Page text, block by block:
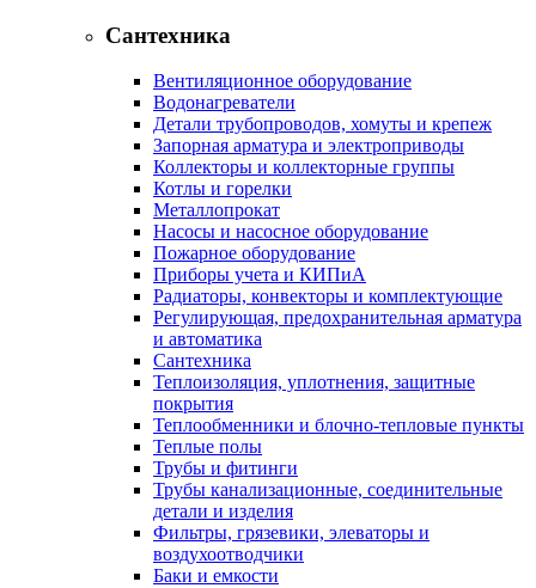
Сантехника
Вентиляционное оборудование
Водонагреватели
Детали трубопроводов, хомуты и крепеж
Запорная арматура и электроприводы
Коллекторы и коллекторные группы
Котлы и горелки
Металлопрокат
Насосы и насосное оборудование
Пожарное оборудование
Приборы учета и КИПиА
Радиаторы, конвекторы и комплектующие
Регулирующая, предохранительная арматура
и автоматика
Сантехника
Теплоизоляция, уплотнения, защитные
покрытия
Теплообменники и блочно-тепловые пункты
Теплые полы
Трубы и фитинги
Трубы канализационные, соединительные
детали и изделия
Фильтры, грязевики, элеваторы и
воздухоотводчики
Баки и емкости